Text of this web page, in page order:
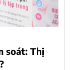
soát: Thị